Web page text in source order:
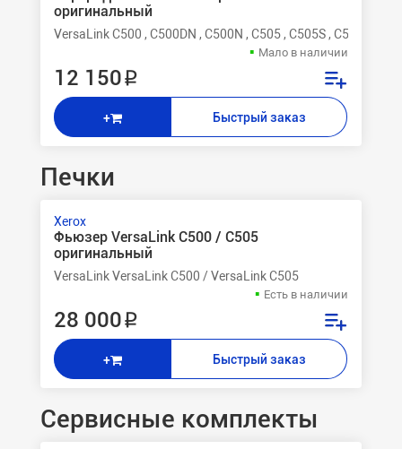
оригинальный
VersaLink C500 , C500DN , C500N , C505 , C505S , C505X
Мало в наличии
12 150 ₽
+ Быстрый заказ
Печки
Xerox
Фьюзер VersaLink C500 / C505
оригинальный
VersaLink VersaLink C500 / VersaLink C505
Есть в наличии
28 000 ₽
+ Быстрый заказ
Сервисные комплекты